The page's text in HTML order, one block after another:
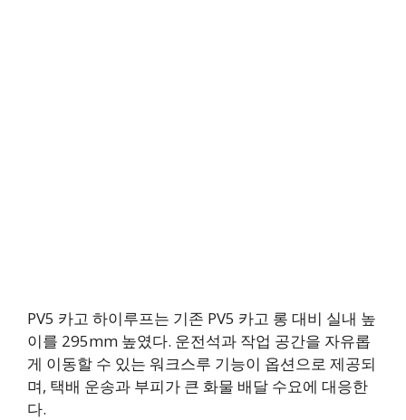
PV5 카고 하이루프는 기존 PV5 카고 롱 대비 실내 높
이를 295mm 높였다. 운전석과 작업 공간을 자유롭
게 이동할 수 있는 워크스루 기능이 옵션으로 제공되
며, 택배 운송과 부피가 큰 화물 배달 수요에 대응한
다.